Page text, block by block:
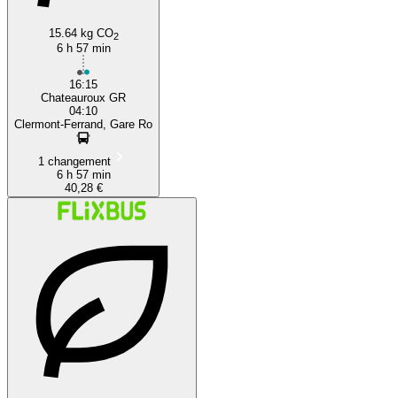
15.64 kg CO2
6 h 57 min
16:15
Chateauroux GR
04:10
Clermont-Ferrand, Gare Ro
1 changement
6 h 57 min
40,28 €